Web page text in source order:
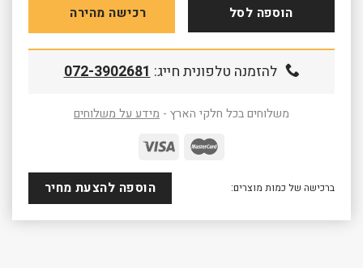
הוספה לסל רכישה מהירה
להזמנה טלפונית חייג:072-3902681
משלוחים בכל חלקי הארץ - מידע על משלוחים
ברכישה של כמות מוצרים: הוספה להצעת מחיר